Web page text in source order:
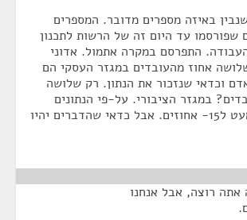
באיזה מספרים מדובר. המספרים
שפורסמו עד היום זה של הרשות לתכנון
התפרסם במקרה אתמול. אדוני
אחוז מהעובדים במגזר העסקי הם
וכדאי שנזכור את הנתון. רק שלושה
במגזר הציבורי. על-פי הנתונים
שלהם זה מגיע כמעט ל15- אחוזים. אבל כדאי שהדברים יהיו
אתה רוצה, אבל אנחנו